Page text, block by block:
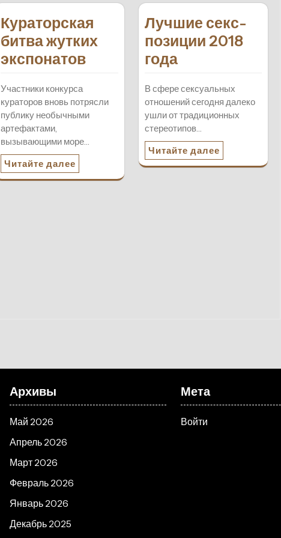
Кураторская
битва жутких
экспонатов
Участники конкурса
кураторов вновь потрясли
публику необычными
артефактами,
вызывающими море…
Читайте далее
Лучшие секс-
позиции 2018
года
В сфере сексуальных
отношений сегодня далеко
ушли от традиционных
стереотипов…
Читайте далее
Архивы
Май 2026
Апрель 2026
Март 2026
Февраль 2026
Январь 2026
Декабрь 2025
Мета
Войти